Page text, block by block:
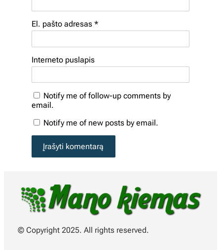
El. pašto adresas *
Interneto puslapis
Notify me of follow-up comments by
email.
Notify me of new posts by email.
© Copyright 2025. All rights reserved.